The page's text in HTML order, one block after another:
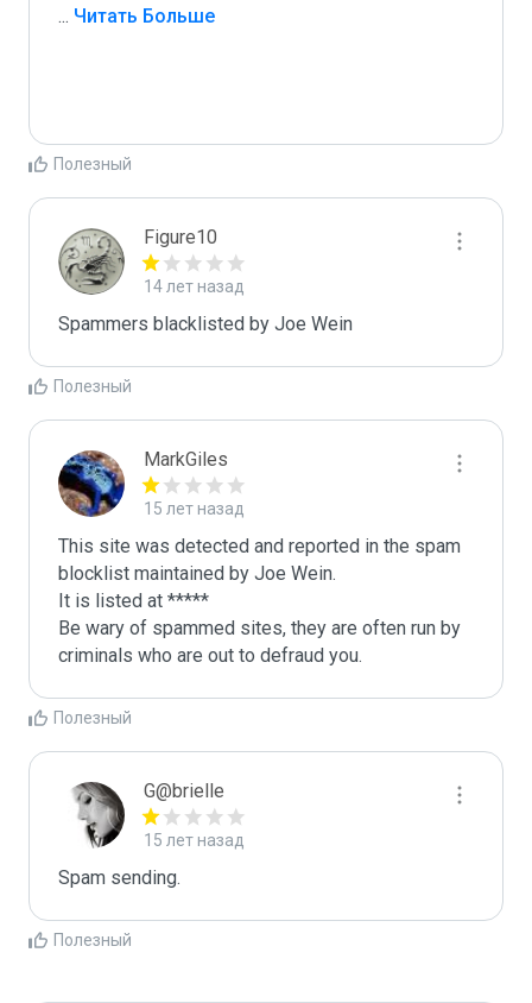
... Читать Больше
Полезный
Figure10
14 лет назад
Spammers blacklisted by Joe Wein
Полезный
MarkGiles
15 лет назад
This site was detected and reported in the spam
blocklist maintained by Joe Wein.
It is listed at *****
Be wary of spammed sites, they are often run by
criminals who are out to defraud you.
Полезный
G@brielle
15 лет назад
Spam sending.
Полезный